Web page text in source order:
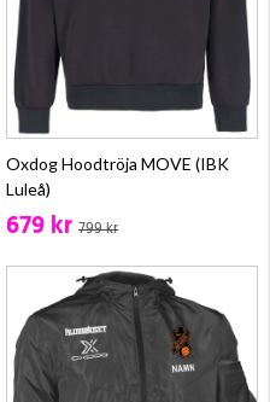
Oxdog Hoodtröja MOVE (IBK
Luleå)
679 kr 799 kr